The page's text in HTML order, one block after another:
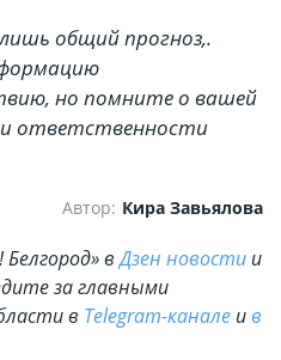
общий прогноз,.
но помните о вашей
ответственности
Автор: Кира Завьялова
вДзен новости и
за главными
в Telegram-канале ив